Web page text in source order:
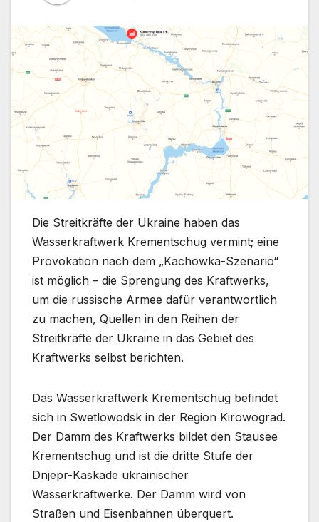
Die Streitkräfte der Ukraine haben das
Wasserkraftwerk Krementschug vermint; eine
Provokation nach dem „Kachowka-Szenario“
ist möglich – die Sprengung des Kraftwerks,
um die russische Armee dafür verantwortlich
zu machen, Quellen in den Reihen der
Streitkräfte der Ukraine in das Gebiet des
Kraftwerks selbst berichten.
Das Wasserkraftwerk Krementschug befindet
sich in Swetlowodsk in der Region Kirowograd.
Der Damm des Kraftwerks bildet den Stausee
Krementschug und ist die dritte Stufe der
Dnjepr-Kaskade ukrainischer
Wasserkraftwerke. Der Damm wird von
Straßen und Eisenbahnen überquert.